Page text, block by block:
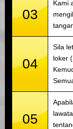
03
Kami
04
Sila
loker
05